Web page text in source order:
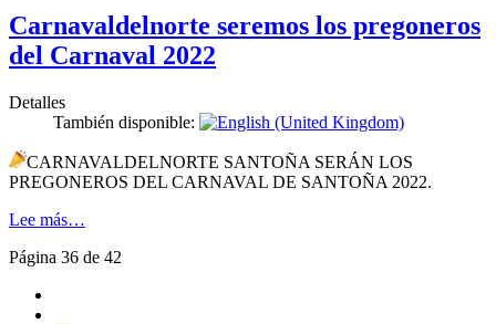
Carnavaldelnorte seremos los pregoneros
del Carnaval 2022
Detalles
También disponible:
CARNAVALDELNORTE SANTOÑA SERÁN LOS
PREGONEROS DEL CARNAVAL DE SANTOÑA 2022.
Lee más…
Página 36 de 42